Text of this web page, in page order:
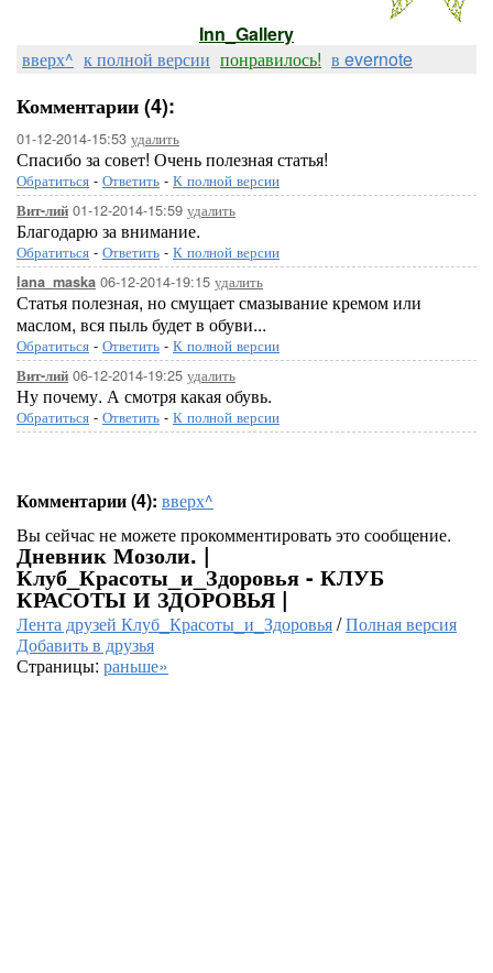
Inn_Gallery
вверх^ к полной версии понравилось! в evernote
Комментарии (4):
01-12-2014-15:53 удалить
Спасибо за совет! Очень полезная статья!
Обратиться - Ответить - К полной версии
Вит-лий 01-12-2014-15:59 удалить
Благодарю за внимание.
Обратиться - Ответить - К полной версии
lana_maska 06-12-2014-19:15 удалить
Статья полезная, но смущает смазывание кремом или
маслом, вся пыль будет в обуви...
Обратиться - Ответить - К полной версии
Вит-лий 06-12-2014-19:25 удалить
Ну почему. А смотря какая обувь.
Обратиться - Ответить - К полной версии
Комментарии (4): вверх^
Вы сейчас не можете прокомментировать это сообщение.
Дневник Мозоли. |
Клуб_Красоты_и_Здоровья - КЛУБ
КРАСОТЫ И ЗДОРОВЬЯ |
Лента друзей Клуб_Красоты_и_Здоровья/Полная версия
Добавить в друзья
Страницы: раньше»